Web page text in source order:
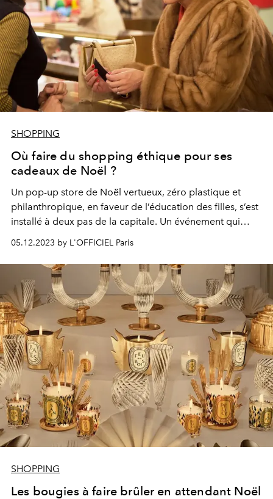
SHOPPING
Où faire du shopping éthique pour ses
cadeaux de Noël ?
Un pop-up store de Noël vertueux, zéro plastique et
philanthropique, en faveur de l’éducation des filles, s’est
installé à deux pas de la capitale. Un événement qui
05.12.2023 by L'OFFICIEL Paris
SHOPPING
Les bougies à faire brûler en attendant Noël